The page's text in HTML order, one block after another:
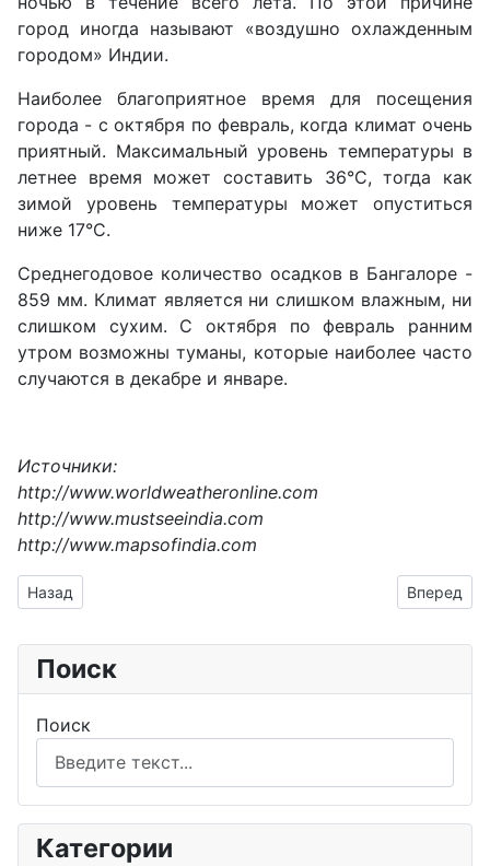
город иногда называют «воздушно охлажденным
городом» Индии.
Наиболее благоприятное время для посещения
города - с октября по февраль, когда климат очень
приятный. Максимальный уровень температуры в
летнее время может составить 36°С, тогда как
зимой уровень температуры может опуститься
ниже 17°C.
Среднегодовое количество осадков в Бангалоре -
859 мм. Климат является ни слишком влажным, ни
слишком сухим. С октября по февраль ранним
утром возможны туманы, которые наиболее часто
случаются в декабре и январе.
Источники:
http://www.worldweatheronline.com
http://www.mustseeindia.com
http://www.mapsofindia.com
Предыдущий: Поздневедийская эпоха
Назад Вперед
Поиск
Поиск
Категории